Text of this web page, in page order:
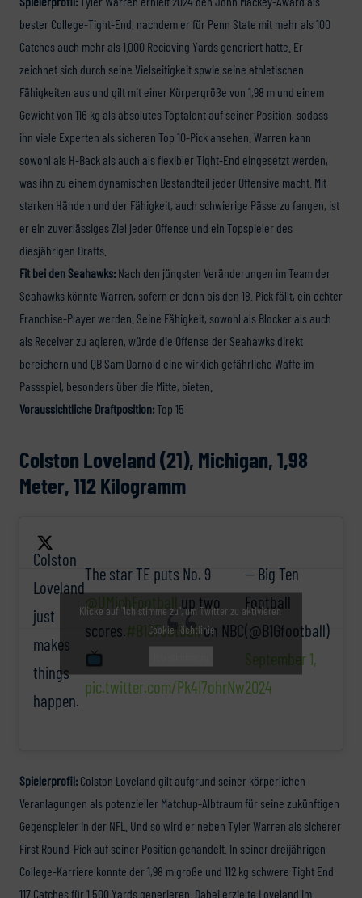
bester College-Tight-End, nachdem er für Penn State mit mehr als 100
Catches auch mehr als 1.000 Recieving Yards generiert hatte. Er
zeichnet sich durch seine Vielseitigkeit spwie seine athletischen
Fähigkeiten aus und gilt mit einer Körpergröße von 1,98 m und einem
Gewicht von 116 kg als absolutes Toptalent auf seiner Position, sodass
ihn viele Experten als sicheren Top 10-Pick ansehen. Warren kann
sowohl als H-Back als auch als flexibler Tight-End eingesetzt werden,
was ihn zu einem dynamischen Bestandteil jeder Offensive macht. Mit
starken Händen und der Fähigkeit, auch schwierige Pässe zu fangen, ist
er ein zuverlässiges Ziel jeder Offense und ein Topspieler des
diesjährigen Drafts.
Fit bei den Seahawks: Nach den jüngsten Veränderungen im Team der
Seahawks könnte Warren, sofern er denn bis den 18. Pick fällt, ein echter
Franchise-Player werden. Seine Fähigkeit, sowohl als Blocker als auch
als Receiver zu agieren, würde die Offense der Seahawks direkt
bereichern und QB Sam Darnold eine wirklich gefährliche Waffe im
Passspiel, besonders über die Mitte, bieten.
Voraussichtliche Draftposition:Top 15
Colston Loveland (21), Michigan, 1,98
Meter, 112 Kilogramm
Colston
Loveland
just
makes
things
happen.
The star TE puts No. 9
@UMichFootball up two
scores.#B1GFootballon NBC
pic.twitter.com/Pk4I7ohrNw
— Big Ten
Football
(@B1Gfootball)
September 1,
2024
Klicke auf "Ich stimme zu", um Twitter zu aktivieren
Cookie-Richtlinie
Spielerprofil: Colston Loveland gilt aufgrund seiner körperlichen
Veranlagungen als potenzieller Matchup-Albtraum für seine zukünftigen
Gegenspieler in der NFL. Und so wird er neben Tyler Warren als sicherer
First Round-Pick auf seiner Position gehandelt. In seiner dreijährigen
College-Karriere konnte der 1,98 m große und 112 kg schwere Tight End
117 Catches für 1.500 Yards generieren. Dabei erzielte Loveland im